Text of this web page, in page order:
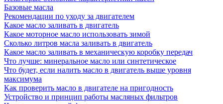
Базовые масла
Рекомендации по уходу за двигателем
Какое масло заливать в двигатель
Какое моторное масло использовать зимой
Сколько литров масла заливать в двигатель
Какое масло заливать в механическую коробку передач
Что лучше: минеральное масло или синтетическое
Что будет, если налить масло в двигатель выше уровня
максимума
Как проверить масло в двигателе на пригодность
Устройство и принцип работы масляных фильтров